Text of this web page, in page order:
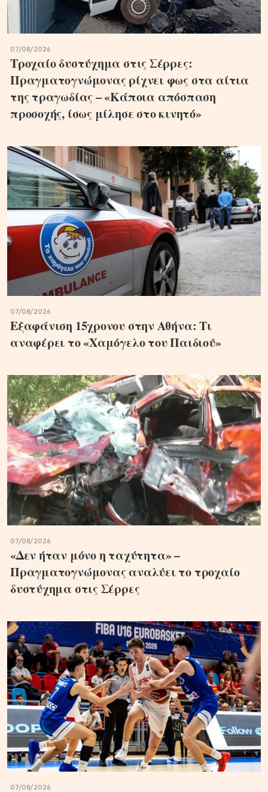
07/08/2026
Τροχαίο δυστύχημα στις Σέρρες:
Πραγματογνώμονας ρίχνει φως στα αίτια
της τραγωδίας – «Κάποια απόσπαση
προσοχής, ίσως μίλησε στο κινητό»
07/08/2026
Εξαφάνιση 15χρονου στην Αθήνα: Τι
αναφέρει το «Χαμόγελο του Παιδιού»
07/08/2026
«Δεν ήταν μόνο η ταχύτητα» –
Πραγματογνώμονας αναλύει το τροχαίο
δυστύχημα στις Σέρρες
07/08/2026